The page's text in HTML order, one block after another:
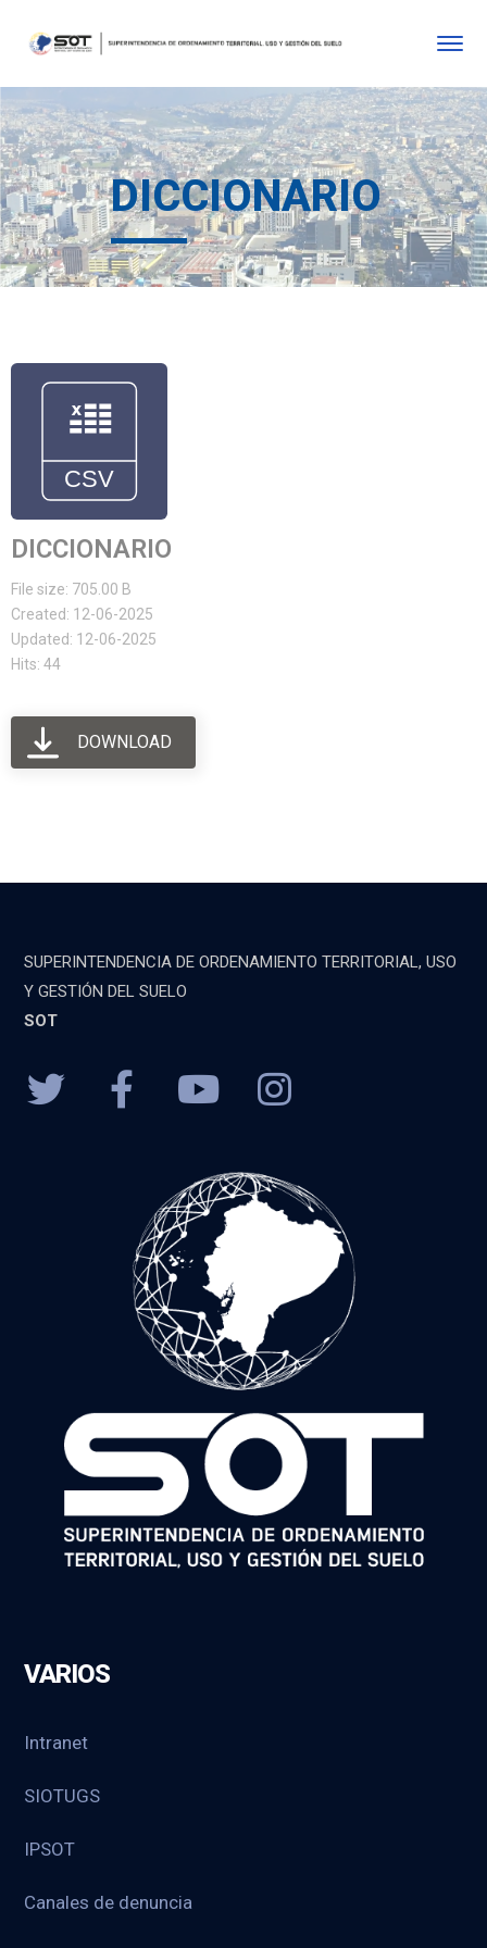
DICCIONARIO
DICCIONARIO
File size: 705.00 B
Created: 12-06-2025
Updated: 12-06-2025
Hits: 44
DOWNLOAD
SUPERINTENDENCIA DE ORDENAMIENTO TERRITORIAL, USO
Y GESTIÓN DEL SUELO
SOT
VARIOS
Intranet
SIOTUGS
IPSOT
Canales de denuncia